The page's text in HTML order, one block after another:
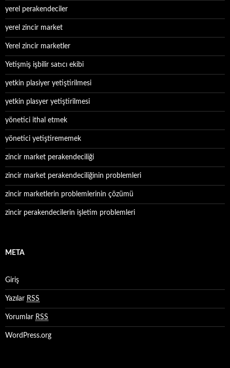
yerel perakendeciler
yerel zincir market
Yerel zincir marketler
Yetişmiş işbilir satıcı ekibi
yetkin plasiyer yetiştirilmesi
yetkin plasyer yetiştirilmesi
yönetici ithal etmek
yönetici yetiştirememek
zincir market perakendeciliği
zincir market perakendeciliğinin problemleri
zincir marketlerin problemlerinin çözümü
zincir perakendecilerin işletim problemleri
META
Giriş
Yazılar RSS
Yorumlar RSS
WordPress.org